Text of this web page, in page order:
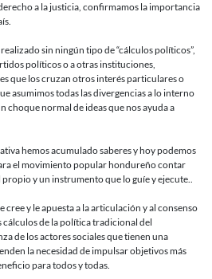
a la justicia, confirmamos la importancia
sin ningún tipo de “cálculos políticos”,
políticos o a otras instituciones,
que los cruzan otros interés particulares o
asumimos todas las divergencias a lo interno
choque normal de ideas que nos ayuda a
hemos acumulado saberes y hoy podemos
el movimiento popular hondureño contar
y un instrumento que lo guíe y ejecute..
cree y le apuesta a la articulación y al consenso
cálculos de la política tradicional del
de los actores sociales que tienen una
la necesidad de impulsar objetivos más
para todos y todas.